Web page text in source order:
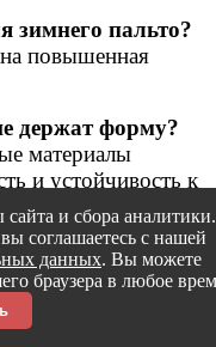
зимнего пальто?
повышенная
держат форму?
материалы
и устойчивость к
для подкладки?
материалов
и сбора аналитики.
соглашаетесь с нашей
данных. Вы можете
браузера в любое